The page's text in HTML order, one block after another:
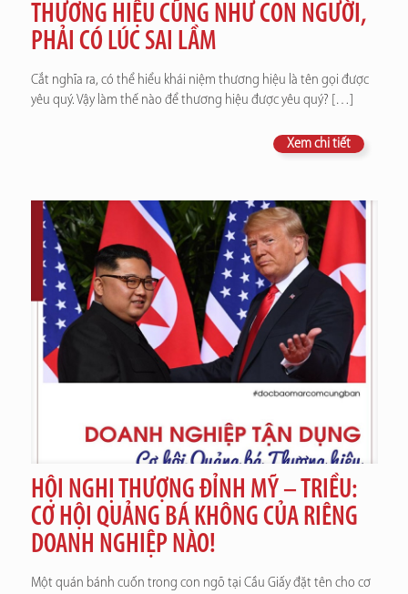
THƯƠNG HIỆU CŨNG NHƯ CON NGƯỜI,
PHẢI CÓ LÚC SAI LẦM
Cắt nghĩa ra, có thể hiểu khái niệm thương hiệu là tên gọi được
yêu quý. Vậy làm thế nào để thương hiệu được yêu quý? […]
Xem chi tiết
HỘI NGHỊ THƯỢNG ĐỈNH MỸ – TRIỀU:
CƠ HỘI QUẢNG BÁ KHÔNG CỦA RIÊNG
DOANH NGHIỆP NÀO!
Một quán bánh cuốn trong con ngõ tại Cầu Giấy đặt tên cho cơ